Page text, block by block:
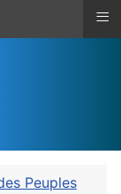
Peuples
≡